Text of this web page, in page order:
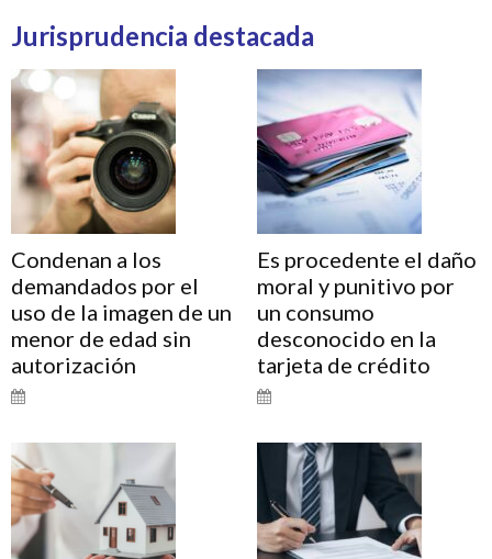
Jurisprudencia destacada
Condenan a los
demandados por el
uso de la imagen de un
menor de edad sin
autorización
Es procedente el daño
moral y punitivo por
un consumo
desconocido en la
tarjeta de crédito